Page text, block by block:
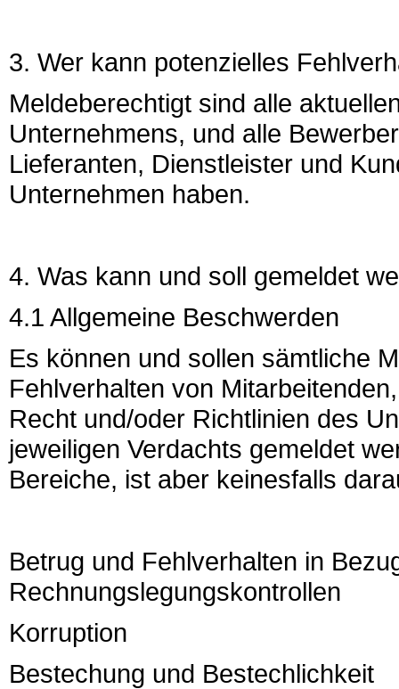
3. Wer kann potenzielles
Meldeberechtigt sind alle
Unternehmens, und alle
Lieferanten, Dienstleister und
Unternehmen haben.
4. Was kann und soll gemeldet
4.1 Allgemeine Beschwerden
Es können und sollen sämtliche
Fehlverhalten von
Recht und/oder Richtlinien des
jeweiligen Verdachts gemeldet
Bereiche, ist aber keinesfalls
Betrug und Fehlverhalten in
Rechnungslegungskontrollen
Korruption
Bestechung und Bestechlichkeit